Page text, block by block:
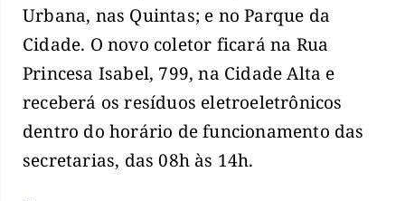
Urbana, nas Quintas; e no Parque da
Cidade. O novo coletor ficará na Rua
Princesa Isabel, 799, na Cidade Alta e
receberá os resíduos eletroeletrônicos
dentro do horário de funcionamento das
secretarias, das 08h às 14h.